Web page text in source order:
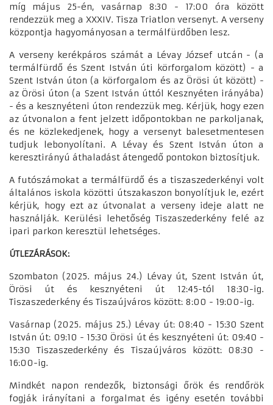
míg május 25-én, vasárnap 8:30 - 17:00 óra között
rendezzük meg a XXXIV. Tisza Triatlon versenyt. A verseny
központja hagyományosan a termálfürdőben lesz.
A verseny kerékpáros számát a Lévay József utcán - (a
termálfürdő és Szent István úti körforgalom között) - a
Szent István úton (a körforgalom és az Örösi út között) -
az Örösi úton (a Szent István úttól Kesznyéten irányába)
- és a kesznyéteni úton rendezzük meg. Kérjük, hogy ezen
az útvonalon a fent jelzett időpontokban ne parkoljanak,
és ne közlekedjenek, hogy a versenyt balesetmentesen
tudjuk lebonyolítani. A Lévay és Szent István úton a
keresztirányú áthaladást átengedő pontokon biztosítjuk.
A futószámokat a termálfürdő és a tiszaszederkényi volt
általános iskola közötti útszakaszon bonyolítjuk le, ezért
kérjük, hogy ezt az útvonalat a verseny ideje alatt ne
használják. Kerülési lehetőség Tiszaszederkény felé az
ipari parkon keresztül lehetséges.
ÚTLEZÁRÁSOK:
Szombaton (2025. május 24.) Lévay út, Szent István út,
Örösi út és kesznyéteni út 12:45-tól 18:30-ig.
Tiszaszederkény és Tiszaújváros között: 8:00 - 19:00-ig.
Vasárnap (2025. május 25.) Lévay út: 08:40 - 15:30 Szent
István út: 09:10 - 15:30 Örösi út és kesznyéteni út: 09:40 -
15:30 Tiszaszederkény és Tiszaújváros között: 08:30 -
16:00-ig.
Mindkét napon rendezők, biztonsági őrök és rendőrök
fogják irányítani a forgalmat és igény esetén további